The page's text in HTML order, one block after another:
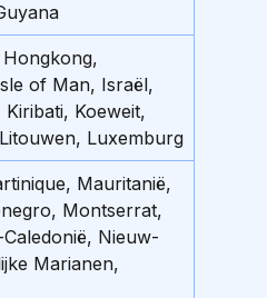
of Man, Israël,
Koeweit,
Luxemburg
Mauritanië,
Montserrat,
Nieuw-
Marianen,